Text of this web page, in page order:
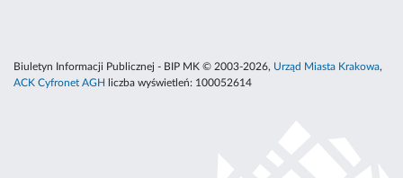
Biuletyn Informacji Publicznej - BIP MK © 2003-2026, Urząd Miasta Krakowa,
ACK Cyfronet AGH
liczba wyświetleń: 100052614